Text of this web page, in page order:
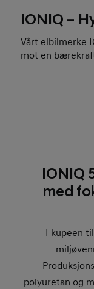
IONIQ –
Vårt elbilmerke
mot en
IONIQ
med
I kupeen
polyuretan og